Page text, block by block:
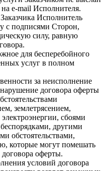
e-mail Исполнителя.
Исполнитель
с подписями Сторон,
силу, равную
для бесперебойного
услуг в полном
за неисполнение
договора оферты
землетрясением,
сбоями
другими
обстоятельствами,
которые могут помешать
оферты.
условий договора